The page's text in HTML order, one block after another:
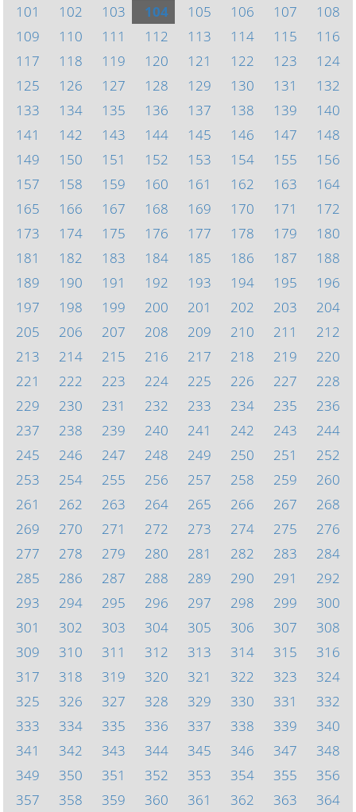
101
102 103 104 105 106 107
108
109
110 111 112 113 114 115
116
117
118 119 120 121 122 123
124
125
126 127 128 129 130 131
132
133
134 135 136 137 138 139
140
141
142 143 144 145 146 147
148
149
150 151 152 153 154 155
156
157
158 159 160 161 162 163
164
165
166 167 168 169 170 171
172
173
174 175 176 177 178 179
180
181
182 183 184 185 186 187
188
189
190 191 192 193 194 195
196
197
198 199 200 201 202 203
204
205
206 207 208 209 210 211
212
213
214 215 216 217 218 219
220
221
222 223 224 225 226 227
228
229
230 231 232 233 234 235
236
237
238 239 240 241 242 243
244
245
246 247 248 249 250 251
252
253
254 255 256 257 258 259
260
261
262 263 264 265 266 267
268
269
270 271 272 273 274 275
276
277
278 279 280 281 282 283
284
285
286 287 288 289 290 291
292
293
294 295 296 297 298 299
300
301
302 303 304 305 306 307
308
309
310 311 312 313 314 315
316
317
318 319 320 321 322 323
324
325
326 327 328 329 330 331
332
333
334 335 336 337 338 339
340
341
342 343 344 345 346 347
348
349
350 351 352 353 354 355
356
357
358 359 360 361 362 363 364